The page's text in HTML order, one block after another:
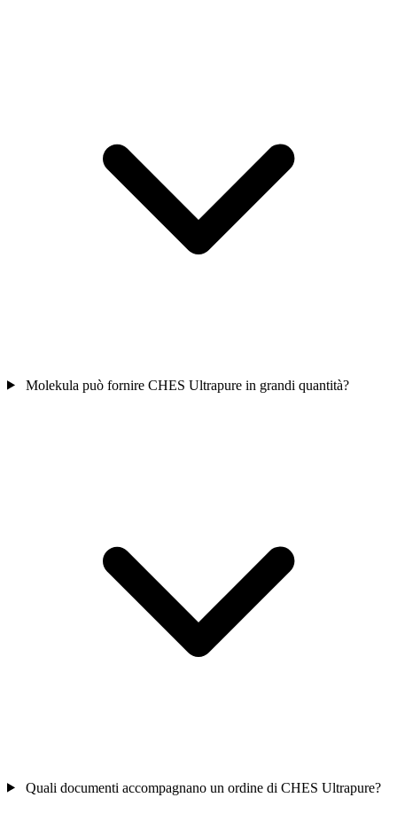
Molekula può fornire CHES Ultrapure in grandi quantità?
Quali documenti accompagnano un ordine di CHES Ultrapure?